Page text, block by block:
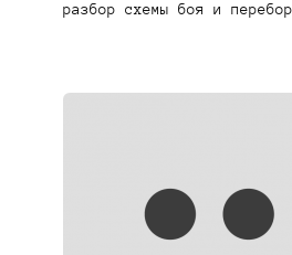
разбор схемы боя и